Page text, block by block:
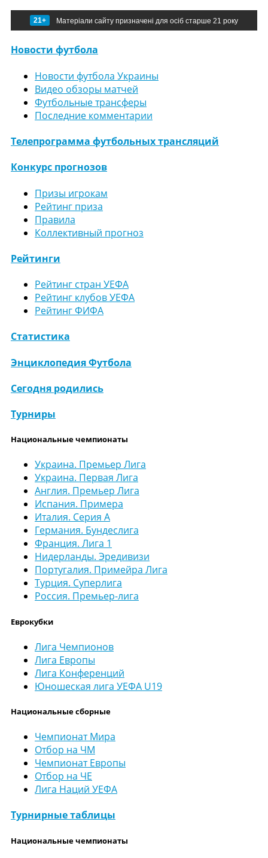
21+ Матеріали сайту призначені для осіб старше 21 року
Новости футбола
Новости футбола Украины
Видео обзоры матчей
Футбольные трансферы
Последние комментарии
Телепрограмма футбольных трансляций
Конкурс прогнозов
Призы игрокам
Рейтинг приза
Правила
Коллективный прогноз
Рейтинги
Рейтинг стран УЕФА
Рейтинг клубов УЕФА
Рейтинг ФИФА
Статистика
Энциклопедия Футбола
Сегодня родились
Турниры
Национальные чемпионаты
Украина. Премьер Лига
Украина. Первая Лига
Англия. Премьер Лига
Испания. Примера
Италия. Серия А
Германия. Бундеслига
Франция. Лига 1
Нидерланды. Эредивизи
Португалия. Примейра Лига
Турция. Суперлига
Россия. Премьер-лига
Еврокубки
Лига Чемпионов
Лига Европы
Лига Конференций
Юношеская лига УЕФА U19
Национальные сборные
Чемпионат Мира
Отбор на ЧМ
Чемпионат Европы
Отбор на ЧЕ
Лига Наций УЕФА
Турнирные таблицы
Национальные чемпионаты